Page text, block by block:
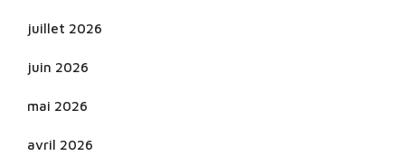
juillet 2026
juin 2026
mai 2026
avril 2026